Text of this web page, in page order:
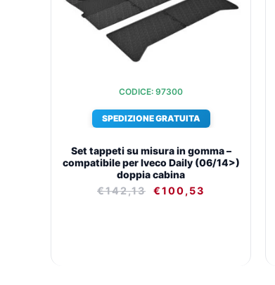
CODICE: 97300
SPEDIZIONE GRATUITA
Set tappeti su misura in gomma –
compatibile per Iveco Daily (06/14>)
doppia cabina
€142,13
€142,13.
€100,53
€100,53.